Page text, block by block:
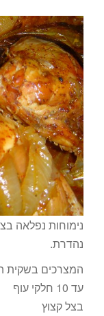
נימוחות נפלאה
נהדרת.
המצרכים בשקית
עד 10 חלקי עוף
בצל קצוץ